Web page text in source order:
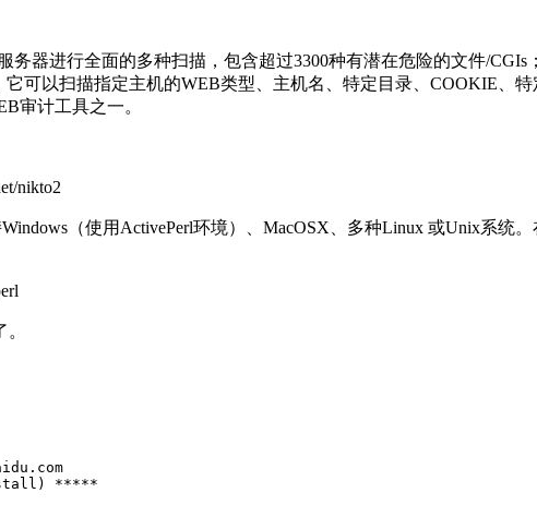
器进行全面的多种扫描，包含超过3300种有潜在危险的文件/CGIs
可以扫描指定主机的WEB类型、主机名、特定目录、COOKIE、
审计工具之一。
nikto2
（使用ActivePerl环境）、MacOSX、多种Linux 或Unix系统
install) *****